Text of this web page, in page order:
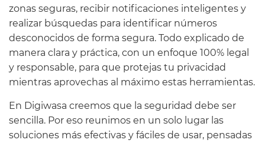
zonas seguras, recibir notificaciones inteligentes y
realizar búsquedas para identificar números
desconocidos de forma segura. Todo explicado de
manera clara y práctica, con un enfoque 100% legal
y responsable, para que protejas tu privacidad
mientras aprovechas al máximo estas herramientas.
En Digiwasa creemos que la seguridad debe ser
sencilla. Por eso reunimos en un solo lugar las
soluciones más efectivas y fáciles de usar, pensadas